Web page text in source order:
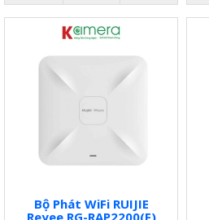
Bộ Phát WiFi RUIJIE
Reyee RG-RAP2200(F)